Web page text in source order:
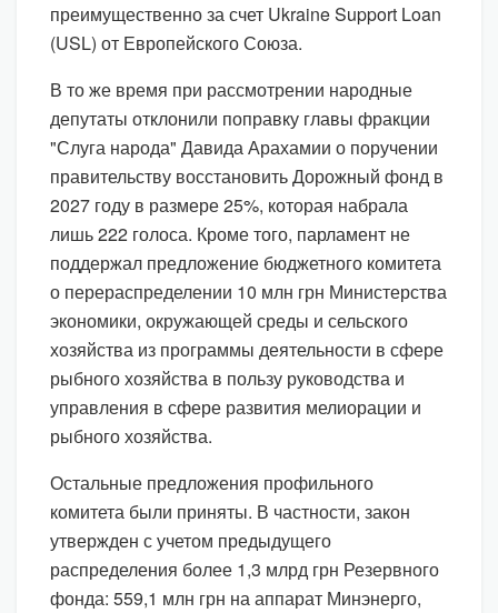
преимущественно за счет Ukraine Support Loan
(USL) от Европейского Союза.
В то же время при рассмотрении народные
депутаты отклонили поправку главы фракции
"Слуга народа" Давида Арахамии о поручении
правительству восстановить Дорожный фонд в
2027 году в размере 25%, которая набрала
лишь 222 голоса. Кроме того, парламент не
поддержал предложение бюджетного комитета
о перераспределении 10 млн грн Министерства
экономики, окружающей среды и сельского
хозяйства из программы деятельности в сфере
рыбного хозяйства в пользу руководства и
управления в сфере развития мелиорации и
рыбного хозяйства.
Остальные предложения профильного
комитета были приняты. В частности, закон
утвержден с учетом предыдущего
распределения более 1,3 млрд грн Резервного
фонда: 559,1 млн грн на аппарат Минэнерго,